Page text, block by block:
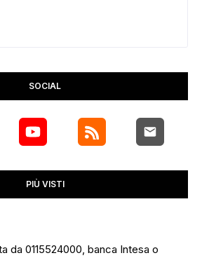
SOCIAL
PIÙ VISTI
da 0115524000, banca Intesa o